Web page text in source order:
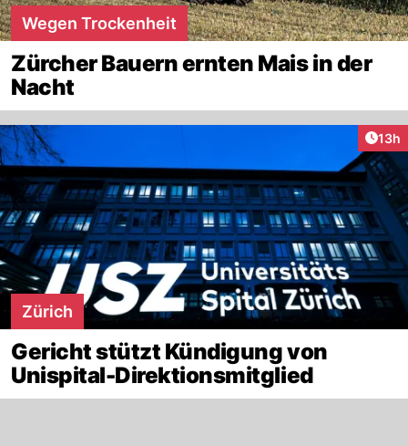
Wegen Trockenheit
Zürcher Bauern ernten Mais in der
Nacht
13h
Zürich
Gericht stützt Kündigung von
Unispital-Direktionsmitglied